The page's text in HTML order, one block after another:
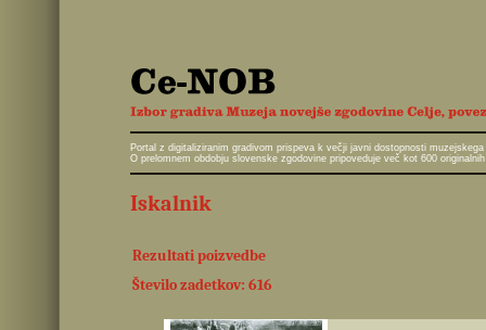
Portal z digitaliziranim gradivom prispeva k večji javni dostopnosti
O prelomnem obdobju slovenske zgodovine pripoveduje več kot 600
Iskalnik
Rezultati poizvedbe
Število zadetkov: 616